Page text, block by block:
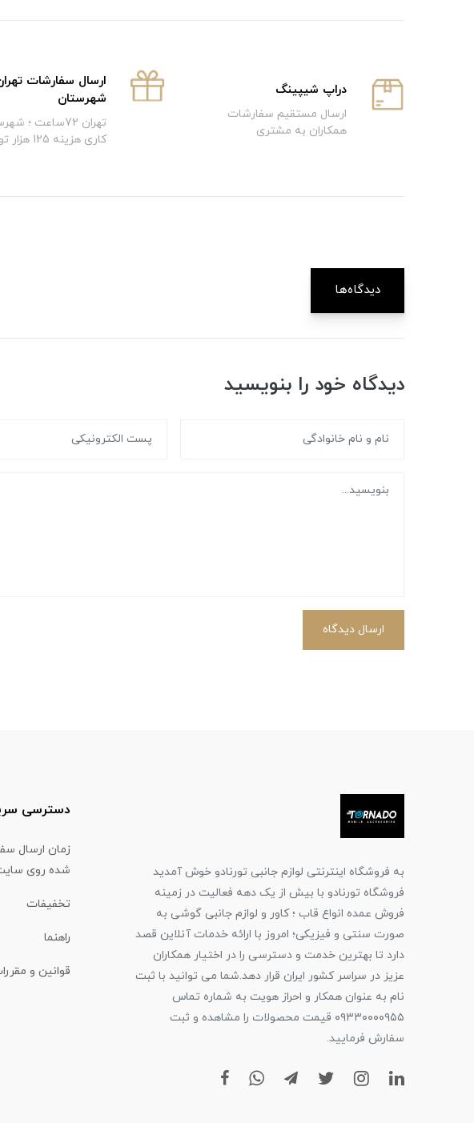
دراپ شیپینگ
ارسال مستقیم سفارشات
همکاران به مشتری
ارسال سفارشات
شهرستان
کاری هزینه 125 هزار تومان
دیدگاه‌ها
دیدگاه خود را بنویسید
ارسال دیدگاه
به فروشگاه اینترنتی لوازم جانبی تورنادو خوش آمدید
فروشگاه تورنادو با بیش از یک دهه فعالیت در زمینه
فروش عمده انواع قاب ؛ کاور و لوازم جانبی گوشی به
صورت سنتی و فیزیکی؛ امروز با ارائه خدمات آنلاین قصد
دارد تا بهترین خدمت و دسترسی را در اختیار همکاران
عزیز در سراسر کشور ایران قرار دهد.شما می توانید با ثبت
نام به عنوان همکار و احراز هویت به شماره تماس
۰۹۳۳۰۰۰۰۹۵۵ قیمت محصولات را مشاهده و ثبت
سفارش فرمایید.
دسترسی
زمان ارسال
شده روی
تخفیفات
راهنما
قوانین و